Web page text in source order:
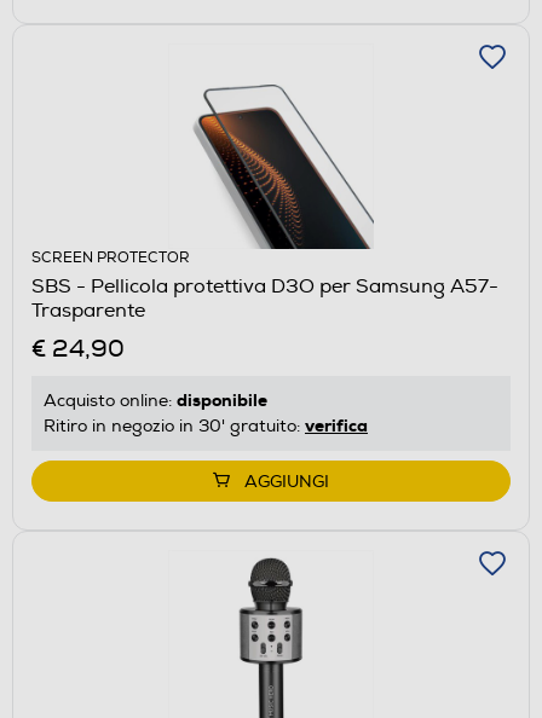
SCREEN PROTECTOR
SBS - Pellicola protettiva D3O per Samsung A57-
Trasparente
€ 24,90
Acquisto online: disponibile
Ritiro in negozio in 30' gratuito: verifica
AGGIUNGI